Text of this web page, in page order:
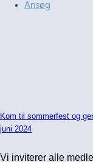
Ansøg
Kom til sommerfest og
juni 2024
Vi inviterer alle